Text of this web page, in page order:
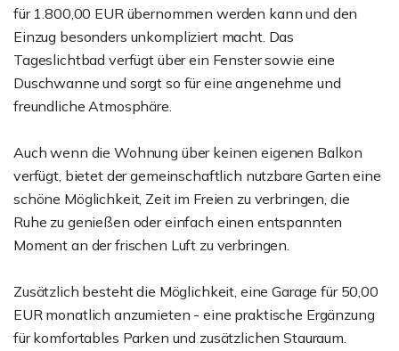
für 1.800,00 EUR übernommen werden kann und den
Einzug besonders unkompliziert macht. Das
Tageslichtbad verfügt über ein Fenster sowie eine
Duschwanne und sorgt so für eine angenehme und
freundliche Atmosphäre.
Auch wenn die Wohnung über keinen eigenen Balkon
verfügt, bietet der gemeinschaftlich nutzbare Garten eine
schöne Möglichkeit, Zeit im Freien zu verbringen, die
Ruhe zu genießen oder einfach einen entspannten
Moment an der frischen Luft zu verbringen.
Zusätzlich besteht die Möglichkeit, eine Garage für 50,00
EUR monatlich anzumieten - eine praktische Ergänzung
für komfortables Parken und zusätzlichen Stauraum.